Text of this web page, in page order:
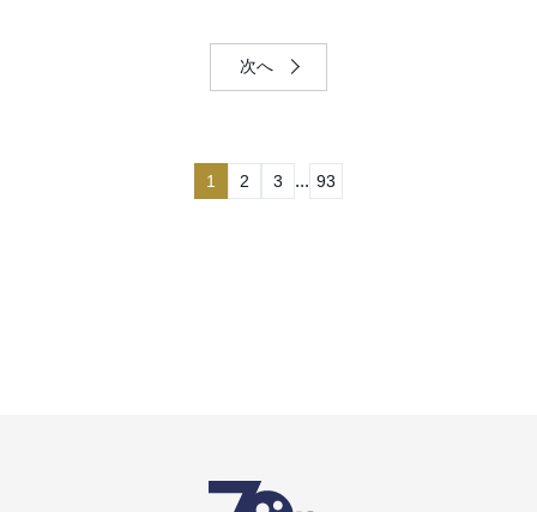
次へ
1 2 3 ... 93